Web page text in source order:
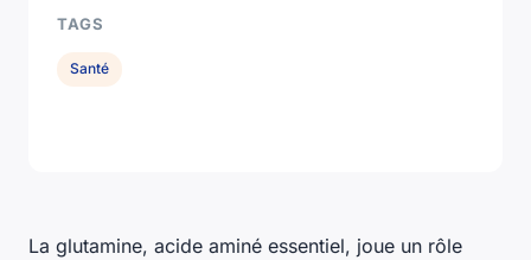
La glutamine, acide aminé essentiel, joue un rôle
TAGS
Santé